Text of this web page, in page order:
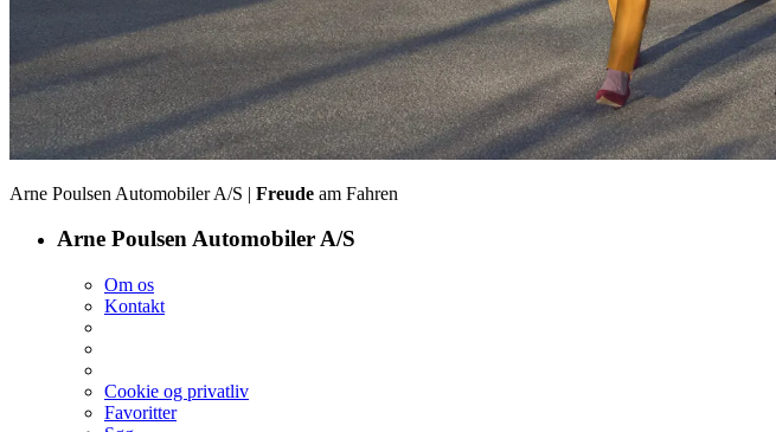
Arne Poulsen Automobiler A/S | Freude am Fahren
Arne Poulsen Automobiler A/S
Om os
Kontakt
Cookie og privatliv
Favoritter